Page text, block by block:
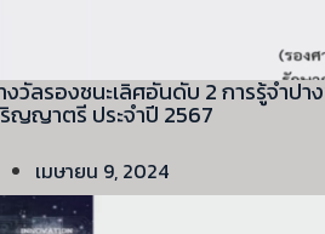
งวัลรองชนะเลิศอันดับ 2 การรู้จำป
ญญาตรี ประจำปี 2567
เมษายน 9, 2024